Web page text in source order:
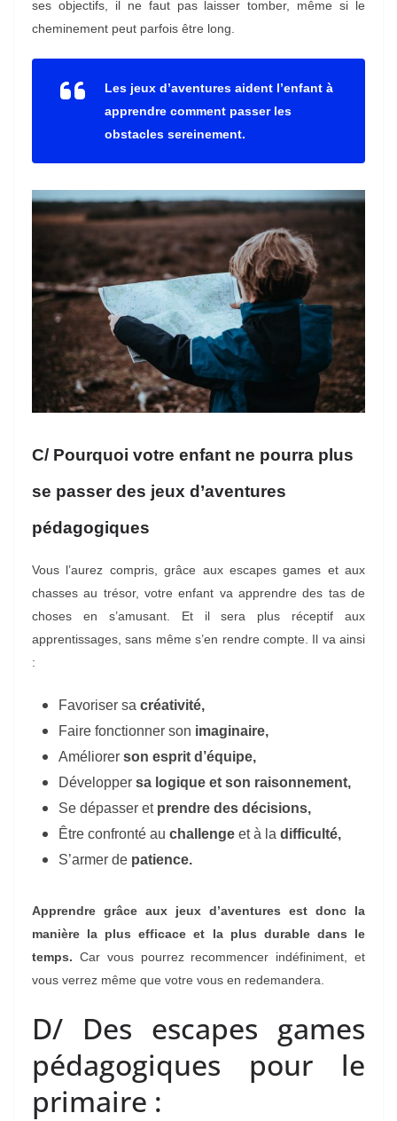
ses objectifs, il ne faut pas laisser tomber, même si le
cheminement peut parfois être long.
Les jeux d’aventures aident l’enfant à
apprendre comment passer les
obstacles sereinement.
C/ Pourquoi votre enfant ne pourra plus
se passer des jeux d’aventures
pédagogiques
Vous l’aurez compris, grâce aux escapes games et aux
chasses au trésor, votre enfant va apprendre des tas de
choses en s’amusant. Et il sera plus réceptif aux
apprentissages, sans même s’en rendre compte. Il va ainsi
:
Favoriser sa créativité,
Faire fonctionner son imaginaire,
Améliorer son esprit d’équipe,
Développer sa logique et son raisonnement,
Se dépasser et prendre des décisions,
Être confronté au challenge et à la difficulté,
S’armer de patience.
Apprendre grâce aux jeux d’aventures est donc la
manière la plus efficace et la plus durable dans le
temps. Car vous pourrez recommencer indéfiniment, et
vous verrez même que votre vous en redemandera.
D/ Des escapes games
pédagogiques pour le
primaire :